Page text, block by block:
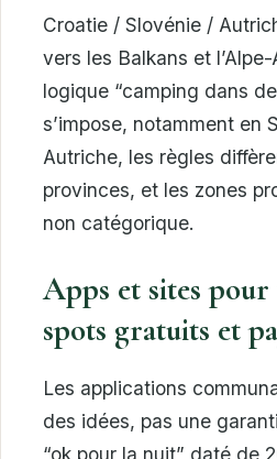
Croatie / Slovénie /
vers les Balkans et
logique “camping dans
s’impose, notamment en
Autriche, les règles
provinces, et les zones
non catégorique.
Apps et sites
spots gratuits et
Les applications
des idées, pas une
“ok pour la nuit” daté de